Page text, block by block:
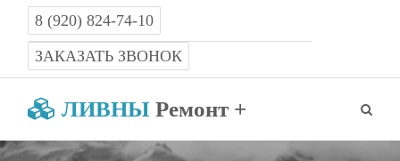
8 (920) 824-74-10
Работаем с 8-00 до 22-00 без выходных
ЗАКАЗАТЬ ЗВОНОК
ЛИВНЫ Ремонт +